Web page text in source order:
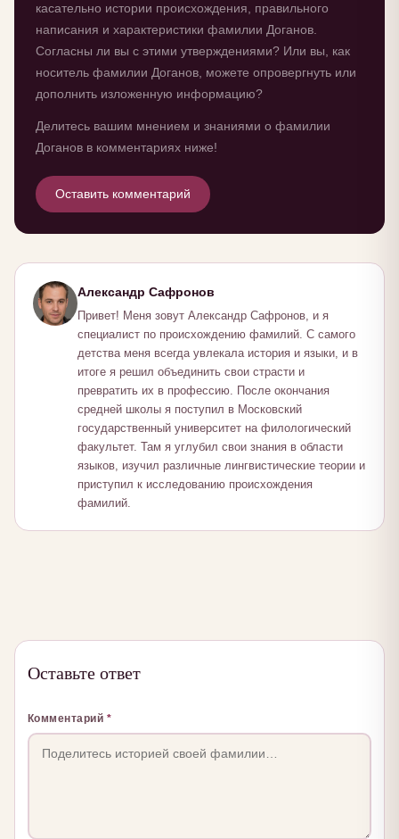
касательно истории происхождения, правильного
написания и характеристики фамилии Доганов.
Согласны ли вы с этими утверждениями? Или вы, как
носитель фамилии Доганов, можете опровергнуть или
дополнить изложенную информацию?
Делитесь вашим мнением и знаниями о фамилии
Доганов в комментариях ниже!
Оставить комментарий
Александр Сафронов
Привет! Меня зовут Александр Сафронов, и я
специалист по происхождению фамилий. С самого
детства меня всегда увлекала история и языки, и в
итоге я решил объединить свои страсти и
превратить их в профессию. После окончания
средней школы я поступил в Московский
государственный университет на филологический
факультет. Там я углубил свои знания в области
языков, изучил различные лингвистические теории и
приступил к исследованию происхождения
фамилий.
Оставьте ответ
Комментарий *